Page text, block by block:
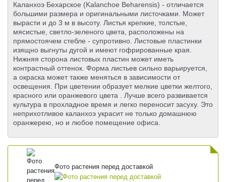
Каланхоэ Бехарское (Kalanchoe Beharensis) - отличается
большими размера и оригинальными листочками. Может
вырасти и до 3 м в высоту. Листья крепкие, толстые,
мясистые, светло-зеленого цвета, расположены на
прямостоячем стебле - супротивно. Листовые пластинки
изящно выгнуты дугой и имеют гофрированные края.
Нижняя сторона листовых пластин может иметь
контрастный оттенок. Форма листьев сильно варьируется,
а окраска может также меняться в зависимости от
освещения. При цветении образует мелкие цветки желтого,
красного или оранжевого цвета . Лучше всего развивается
культура в прохладное время и легко переносит засуху. Это
неприхотливое каланхоэ украсит не только домашнюю
оранжерею, но и любое помещение офиса.
Фото растения перед доставкой